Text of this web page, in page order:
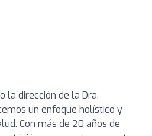
la dirección de la Dra.
un enfoque holístico y
Con más de 20 años de